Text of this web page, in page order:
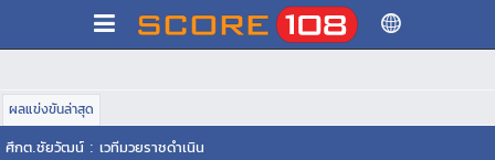
ผลแข่งขันล่าสุด
ศึกต.ชัยวัฒน์ : เวทีมวยราชดำเนิน